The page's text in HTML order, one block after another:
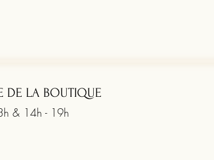
DE LA BOUTIQUE
& 14h - 19h